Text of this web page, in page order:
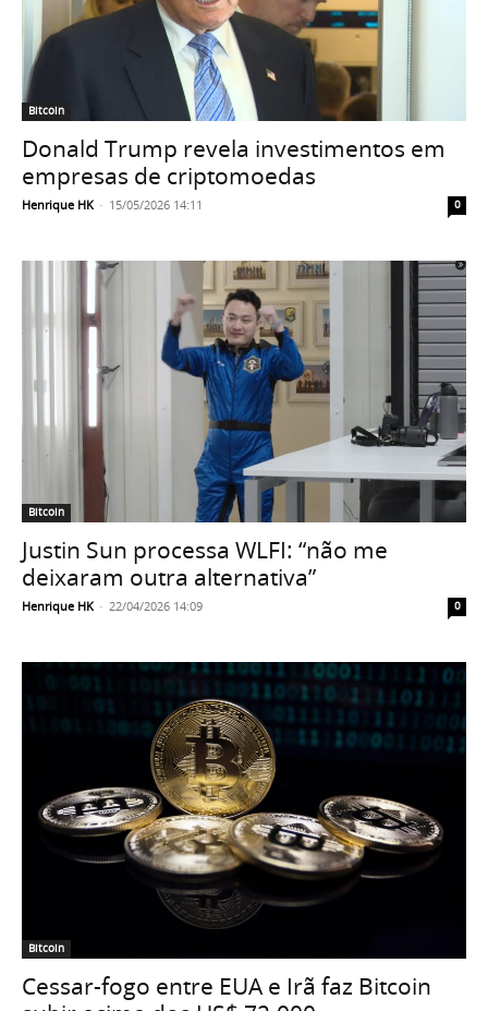
Bitcoin
Donald Trump revela investimentos em
empresas de criptomoedas
Henrique HK - 15/05/2026 14:11 0
Bitcoin
Justin Sun processa WLFI: “não me
deixaram outra alternativa”
Henrique HK - 22/04/2026 14:09 0
Bitcoin
Cessar-fogo entre EUA e Irã faz Bitcoin